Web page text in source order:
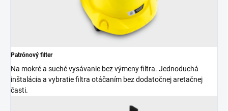
Patrónový filter
Na mokré a suché vysávanie bez výmeny filtra. Jednoduchá
inštalácia a vybratie filtra otáčaním bez dodatočnej aretačnej
časti.